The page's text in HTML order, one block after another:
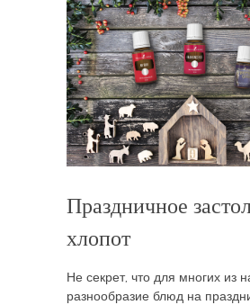
Праздничное
хлопот
Не секрет, что для многих из
разнообразие блюд на